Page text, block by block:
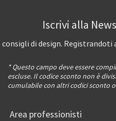
Iscrivi alla
consigli di design.
* Questo campo deve essere
escluse. Il codice sconto non è
cumulabile con altri codici sconto
Area professionisti